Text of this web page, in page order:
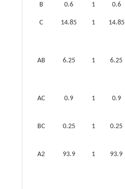
B 0.6 1 0.6
C 14.85 1 14.85
AB 6.25 1 6.25
AC 0.9 1 0.9
BC 0.25 1 0.25
A2 93.9 1 93.9